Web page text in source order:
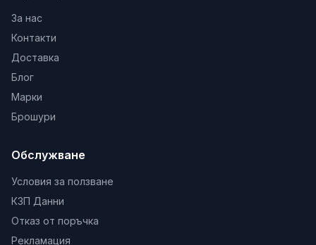
За нас
Контакти
Доставка
Блог
Марки
Брошури
Обслужване
Условия за ползване
КЗП Данни
Отказ от поръчка
Рекламация